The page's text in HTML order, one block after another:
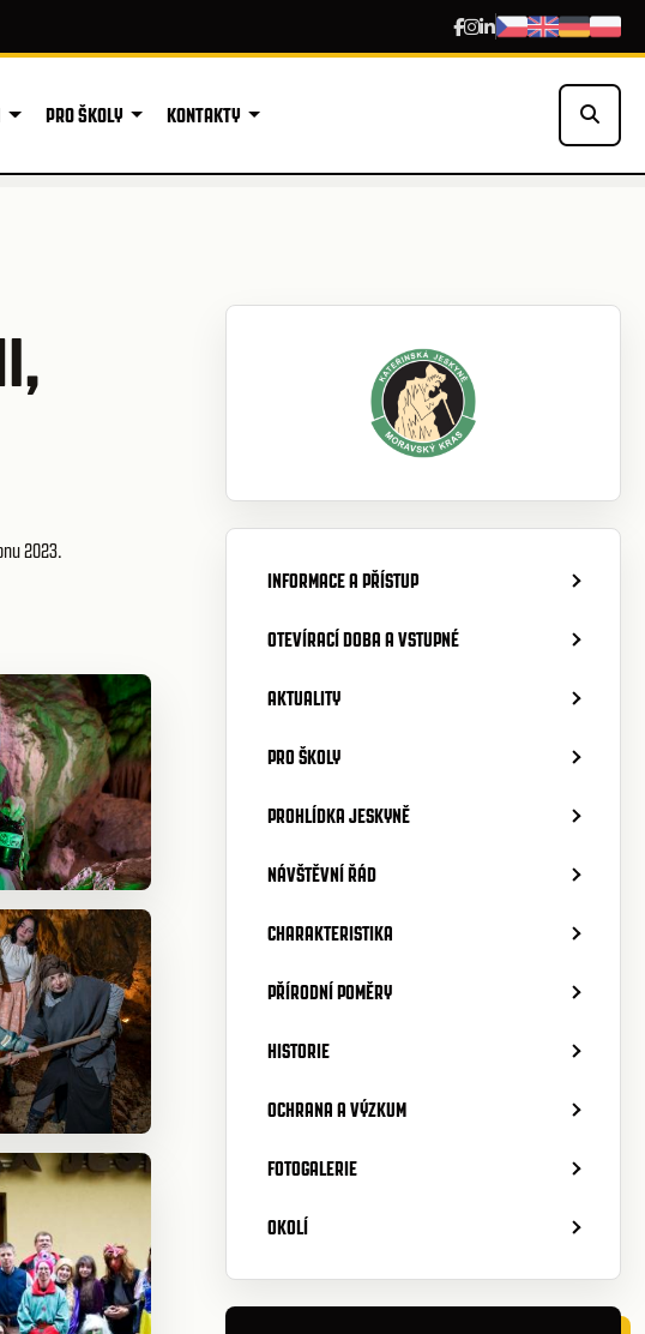
PRO ŠKOLY KONTAKTY
2023.
INFORMACE A PŘÍSTUP
OTEVÍRACÍ DOBA A VSTUPNÉ
AKTUALITY
PRO ŠKOLY
PROHLÍDKA JESKYNĚ
NÁVŠTĚVNÍ ŘÁD
CHARAKTERISTIKA
PŘÍRODNÍ POMĚRY
HISTORIE
OCHRANA A VÝZKUM
FOTOGALERIE
OKOLÍ